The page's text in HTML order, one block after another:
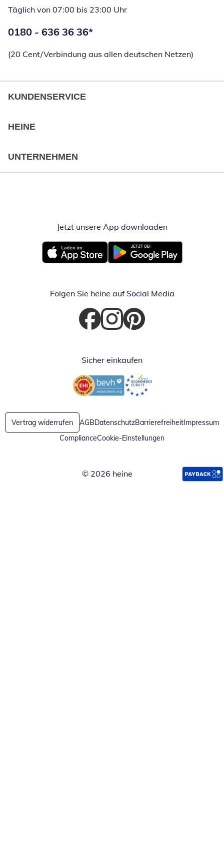
Täglich von 07:00 bis 23:00 Uhr
Telefonnummer:
0180 - 636 36 36*
(20 Cent/Verbindung aus allen deutschen Netzen)
KUNDENSERVICE
HEINE
UNTERNEHMEN
Jetzt unsere App downloadenÖffnet in
Öffnet in neuem FensterÖffnet in neuem Fenster
Folgen Sie heine auf Social Media
Öffnet in neuem Fenster
Öffnet in neuem Fenster
Öffnet in neuem Fenster
Sicher einkaufen
Öffnet in neuem FensterÖffnet in neuem Fenster
Vertrag widerrufen AGBDatenschutzBarrierefreiheitImpressum
ComplianceCookie-Einstellungen
© 2026 heine